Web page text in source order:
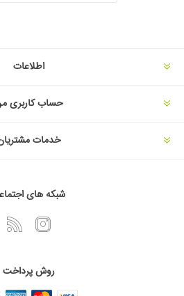
اطلاعات
حساب کاربری
خدمات
شبکه های
روش پرداخت